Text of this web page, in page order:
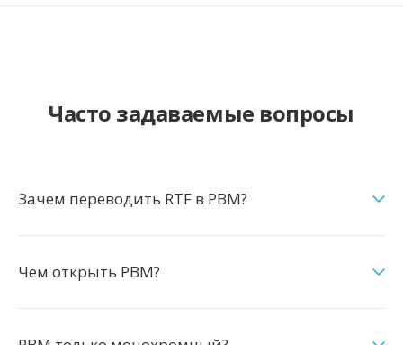
Часто задаваемые вопросы
Зачем переводить RTF в PBM?
Чем открыть PBM?